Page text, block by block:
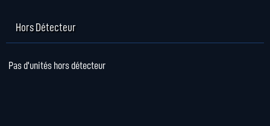
Hors Détecteur
Pas d'unités hors détecteur